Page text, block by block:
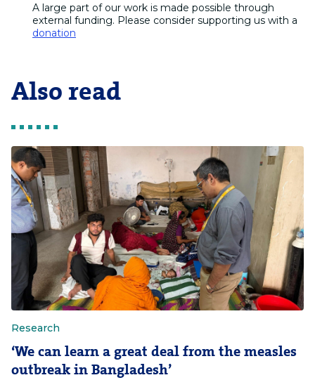
A large part of our work is made possible through
external funding. Please consider supporting us with a
donation
Also read
Research
‘We can learn a great deal from the measles
outbreak in Bangladesh’